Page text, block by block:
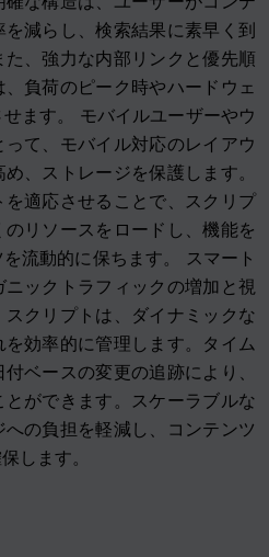
減らし、検索結果に素早く到
、強力な内部リンクと優先順
負荷のピーク時やハードウェ
ます。 モバイルユーザーやウ
て、モバイル対応のレイアウ
、ストレージを保護します。
適応させることで、スクリプ
のリソースをロードし、機能を
流動的に保ちます。 スマート
ックトラフィックの増加と視
クリプトは、ダイナミックな
効率的に管理します。タイム
ベースの変更の追跡により、
ができます。スケーラブルな
の負担を軽減し、コンテンツ
します。